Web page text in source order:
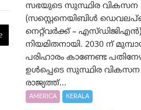
സഭയുടെ സുസ്ഥിര വികസന
(സസ്റ്റെനെയിബിൾ
നെറ്റ്‌വർക്ക് –
നിയമിതനായി. 2030 ന്
പരിഹാരം കാണേണ്ട
ഉൾപ്പെടെ സുസ്ഥിര വികസന
രാജ്യത്ത്...
AMERICA KERALA